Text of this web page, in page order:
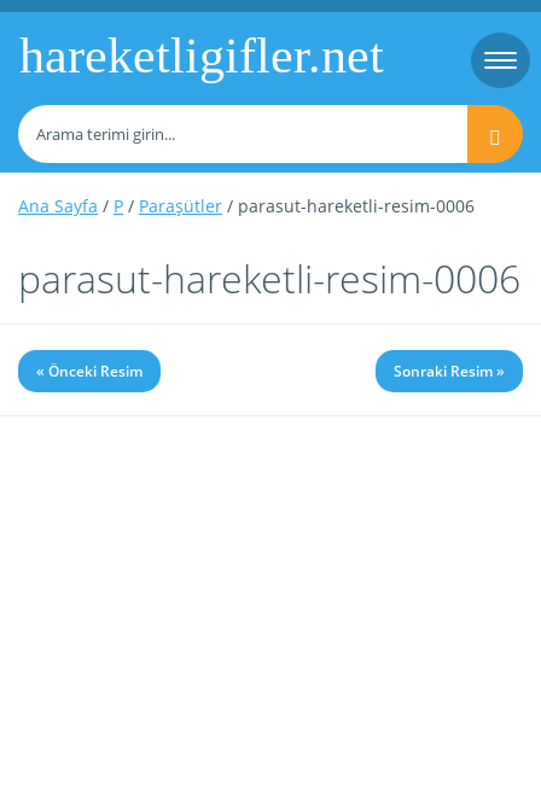
hareketligifler.net
Ana Sayfa / P / Paraşütler / parasut-hareketli-resim-0006
parasut-hareketli-resim-0006
« Önceki Resim Sonraki Resim »